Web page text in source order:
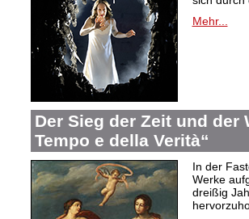
Mehr...
Der Sieg der Zeit und der
Tempo e della Verità“
In der
Werke
dreißig